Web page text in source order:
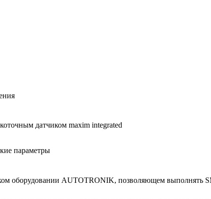
дат­чи­ком maxim integrated
па­ра­мет­ры
обо­ру­до­ва­нии AUTOTRONIK, поз­во­ля­ю­щем вы­пол­нять